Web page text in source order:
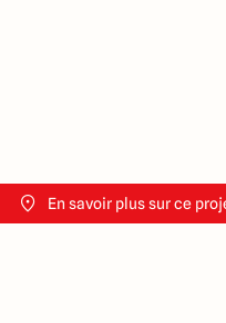
En savoir plus sur ce